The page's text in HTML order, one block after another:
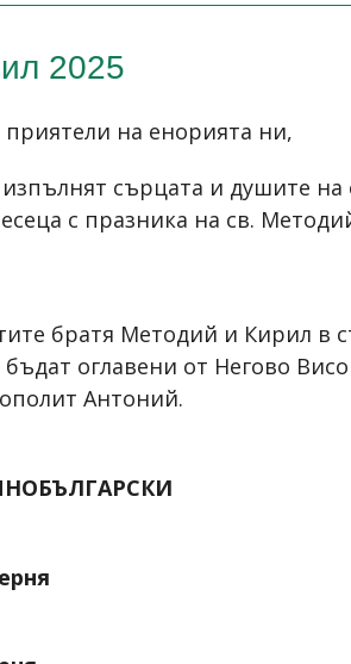
2025
на енорията ни,
сърцата и душите
с празника на св.
братя Методий и Кирил в
оглавени от Негово
Антоний.